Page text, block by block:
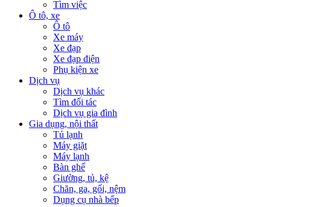
Tìm việc
Ô tô, xe
Ô tô
Xe máy
Xe đạp
Xe đạp điện
Phụ kiện xe
Dịch vụ
Dịch vụ khác
Tìm đối tác
Dịch vụ gia đình
Gia dụng, nội thất
Tủ lạnh
Máy giặt
Máy lạnh
Bàn ghế
Giường, tủ, kệ
Chăn, ga, gối, nệm
Dụng cụ nhà bếp